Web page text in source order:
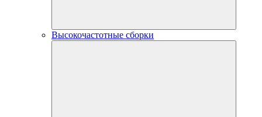
Высокочастотные сборки